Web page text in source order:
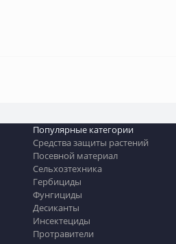
Популярные категории
Средства защиты растений
Посевной материал
Сельхозтехника
Гербициды
Фунгициды
Десиканты
Инсектециды
Протравители